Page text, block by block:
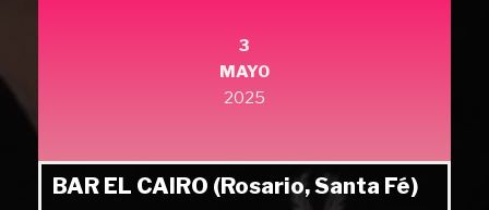
3
MAYO
2025
BAR EL CAIRO (Rosario, Santa Fé)